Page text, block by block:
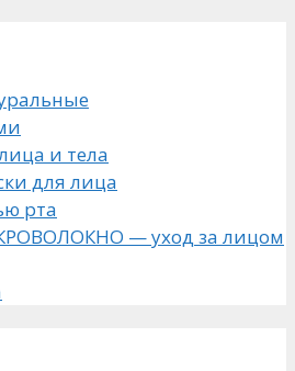
и тела
для лица
рта
— уход за лицом